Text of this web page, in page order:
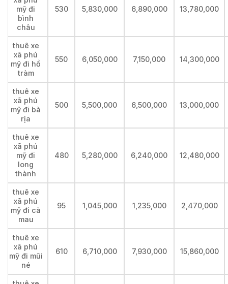
mỹ đi
bình
châu
530 5,830,000 6,890,000 13,780,000
thuê xe
xã phú
mỹ đi hồ
tràm
550 6,050,000 7,150,000 14,300,000
thuê xe
xã phú
mỹ đi bà
rịa
500 5,500,000 6,500,000 13,000,000
thuê xe
xã phú
mỹ đi
long
thành
480 5,280,000 6,240,000 12,480,000
thuê xe
xã phú
mỹ đi cà
mau
95 1,045,000 1,235,000 2,470,000
thuê xe
xã phú
mỹ đi mũi
né
610 6,710,000 7,930,000 15,860,000